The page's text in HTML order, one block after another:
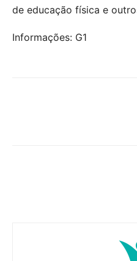
de educação física e
Informações: G1